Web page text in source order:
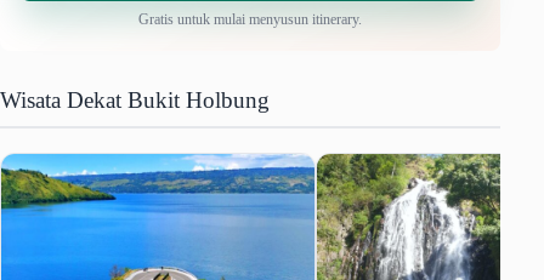
Gratis untuk mulai menyusun itinerary.
Wisata Dekat Bukit Holbung